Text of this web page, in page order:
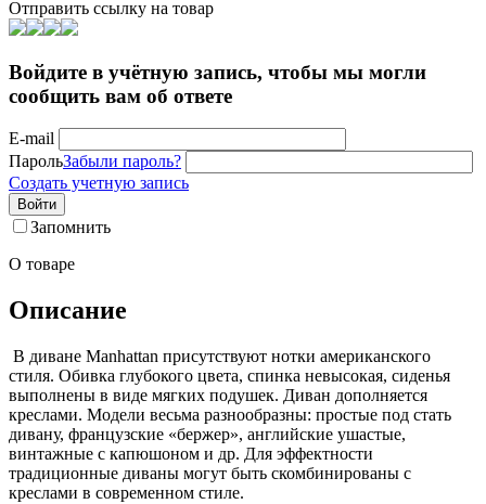
Отправить ссылку на товар
Войдите в учётную запись, чтобы мы могли
сообщить вам об ответе
E-mail
ПарольЗабыли пароль?
Создать учетную запись
Войти
Запомнить
О товаре
Описание
В диване Manhattan присутствуют нотки американского
стиля. Обивка глубокого цвета, спинка невысокая, сиденья
выполнены в виде мягких подушек. Диван дополняется
креслами. Модели весьма разнообразны: простые под стать
дивану, французские «бержер», английские ушастые,
винтажные с капюшоном и др. Для эффектности
традиционные диваны могут быть скомбинированы с
креслами в современном стиле.